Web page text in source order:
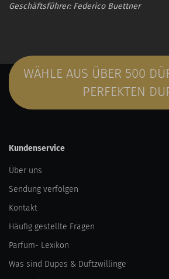
Geschäftsführer: Federico Buettner
WÄHLE AUS ÜBER 500
PERFEKTEN
Kundenservice
Über uns
Sendung verfolgen
Kontakt
Häufig gestellte Fragen
Parfum- Lexikon
Was sind Dupes & Duftzwillinge